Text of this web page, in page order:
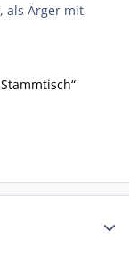
als Ärger mit